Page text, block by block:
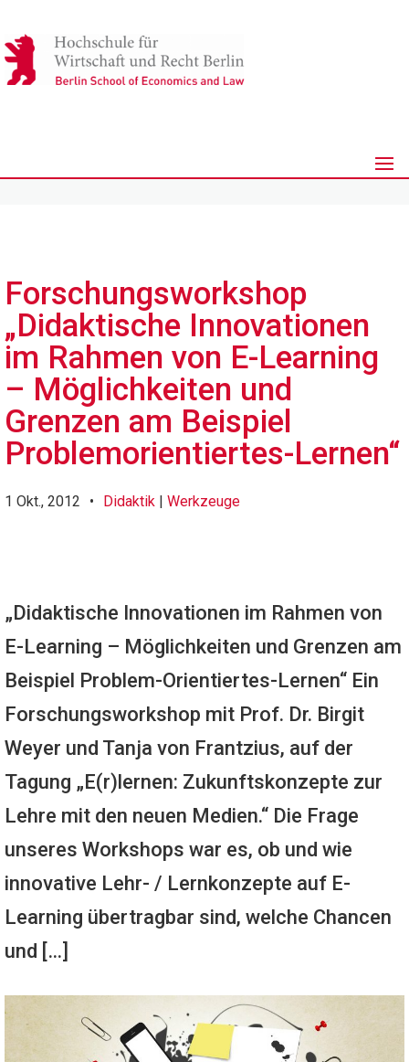
Forschungsworkshop
„Didaktische Innovationen
im Rahmen von E-Learning
– Möglichkeiten und
Grenzen am Beispiel
Problemorientiertes-Lernen“
1 Okt., 2012 • Didaktik | Werkzeuge
„Didaktische Innovationen im Rahmen von
E-Learning – Möglichkeiten und Grenzen am
Beispiel Problem-Orientiertes-Lernen“ Ein
Forschungsworkshop mit Prof. Dr. Birgit
Weyer und Tanja von Frantzius, auf der
Tagung „E(r)lernen: Zukunftskonzepte zur
Lehre mit den neuen Medien.“ Die Frage
unseres Workshops war es, ob und wie
innovative Lehr- / Lernkonzepte auf E-
Learning übertragbar sind, welche Chancen
und […]